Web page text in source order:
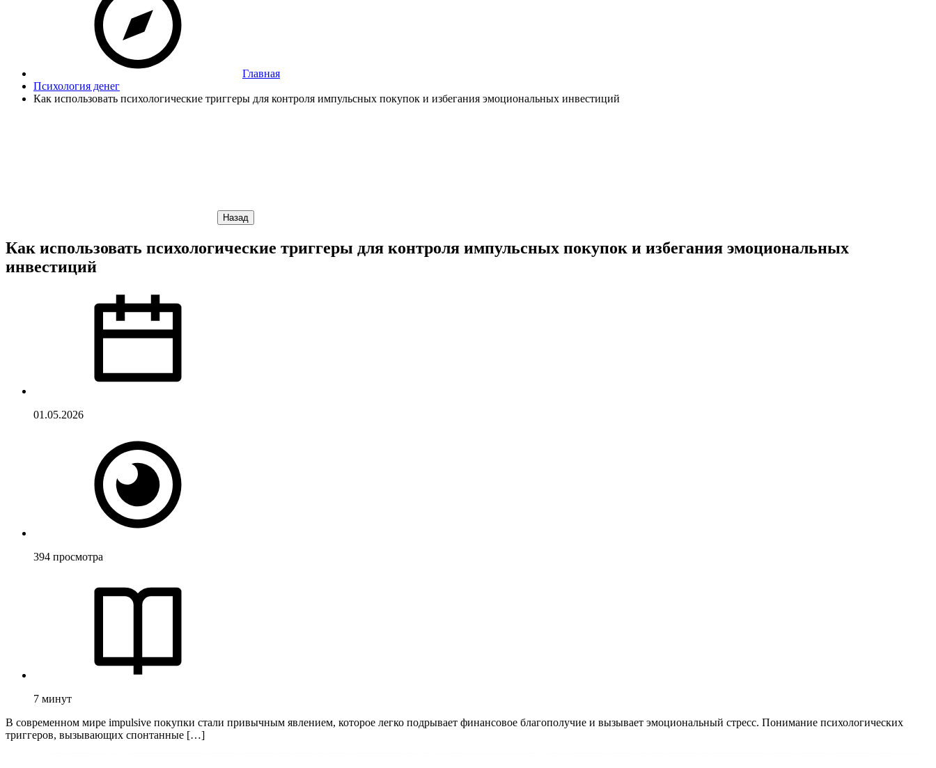
Главная
Психология денег
Как использовать психологические триггеры для контроля импульсных покупок и избегания эмоциональных инвестиций
Назад
Как использовать психологические триггеры для контроля импульсных покупок и избегания эмоциональных
инвестиций
01.05.2026
394 просмотра
7 минут
В современном мире impulsive покупки стали привычным явлением, которое легко подрывает финансовое благополучие и вызывает эмоциональный стресс. Понимание психологических
триггеров, вызывающих спонтанные […]